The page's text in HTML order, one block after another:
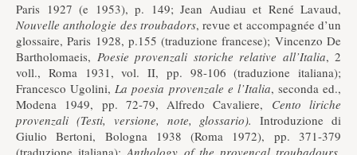
Paris 1927 (e 1953), p. 149; Jean Audiau et René Lavaud,
Nouvelle anthologie des troubadors, revue et accompagnée d’un
glossaire, Paris 1928, p.155 (traduzione francese); Vincenzo De
Bartholomaeis, Poesie provenzali storiche relative all’Italia, 2
voll., Roma 1931, vol. II, pp. 98-106 (traduzione italiana);
Francesco Ugolini,La poesia provenzale e l’Italia, seconda ed.,
Modena 1949, pp. 72-79, Alfredo Cavaliere, Cento liriche
provenzali (Testi, versione, note, glossario).Introduzione di
Giulio Bertoni, Bologna 1938 (Roma 1972), pp. 371-379
(traduzione italiana);Anthology of the provençal troubadours,